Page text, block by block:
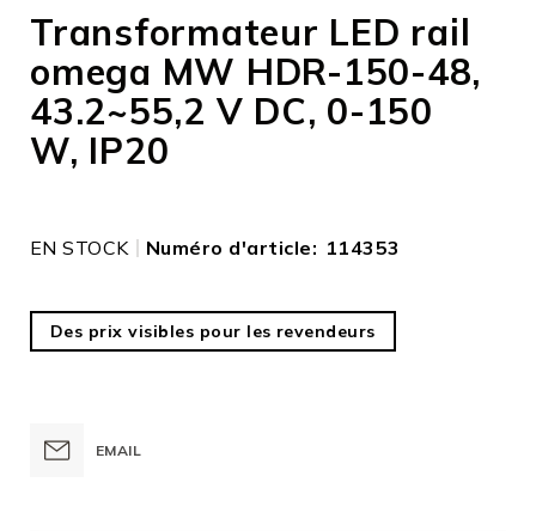
the
beginning
of
the
images
gallery
Transformateur LED rail
omega MW HDR-150-48,
43.2~55,2 V DC, 0-150
W, IP20
EN STOCK Numéro d'article 114353
Des prix visibles pour les revendeurs
EMAIL